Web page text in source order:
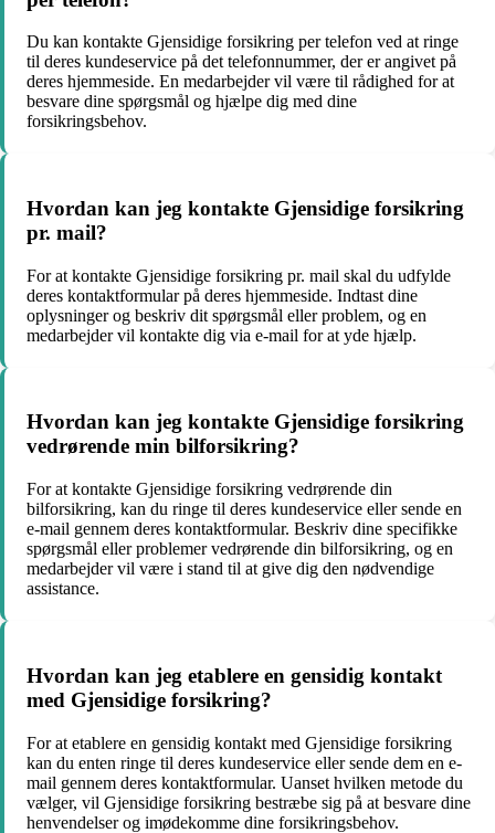
Du kan kontakte Gjensidige forsikring per telefon ved at ringe
til deres kundeservice på det telefonnummer, der er angivet på
deres hjemmeside. En medarbejder vil være til rådighed for at
besvare dine spørgsmål og hjælpe dig med dine
forsikringsbehov.
Hvordan kan jeg kontakte Gjensidige forsikring
pr. mail?
For at kontakte Gjensidige forsikring pr. mail skal du udfylde
deres kontaktformular på deres hjemmeside. Indtast dine
oplysninger og beskriv dit spørgsmål eller problem, og en
medarbejder vil kontakte dig via e-mail for at yde hjælp.
Hvordan kan jeg kontakte Gjensidige forsikring
vedrørende min bilforsikring?
For at kontakte Gjensidige forsikring vedrørende din
bilforsikring, kan du ringe til deres kundeservice eller sende en
e-mail gennem deres kontaktformular. Beskriv dine specifikke
spørgsmål eller problemer vedrørende din bilforsikring, og en
medarbejder vil være i stand til at give dig den nødvendige
assistance.
Hvordan kan jeg etablere en gensidig kontakt
med Gjensidige forsikring?
For at etablere en gensidig kontakt med Gjensidige forsikring
kan du enten ringe til deres kundeservice eller sende dem en e-
mail gennem deres kontaktformular. Uanset hvilken metode du
vælger, vil Gjensidige forsikring bestræbe sig på at besvare dine
henvendelser og imødekomme dine forsikringsbehov.